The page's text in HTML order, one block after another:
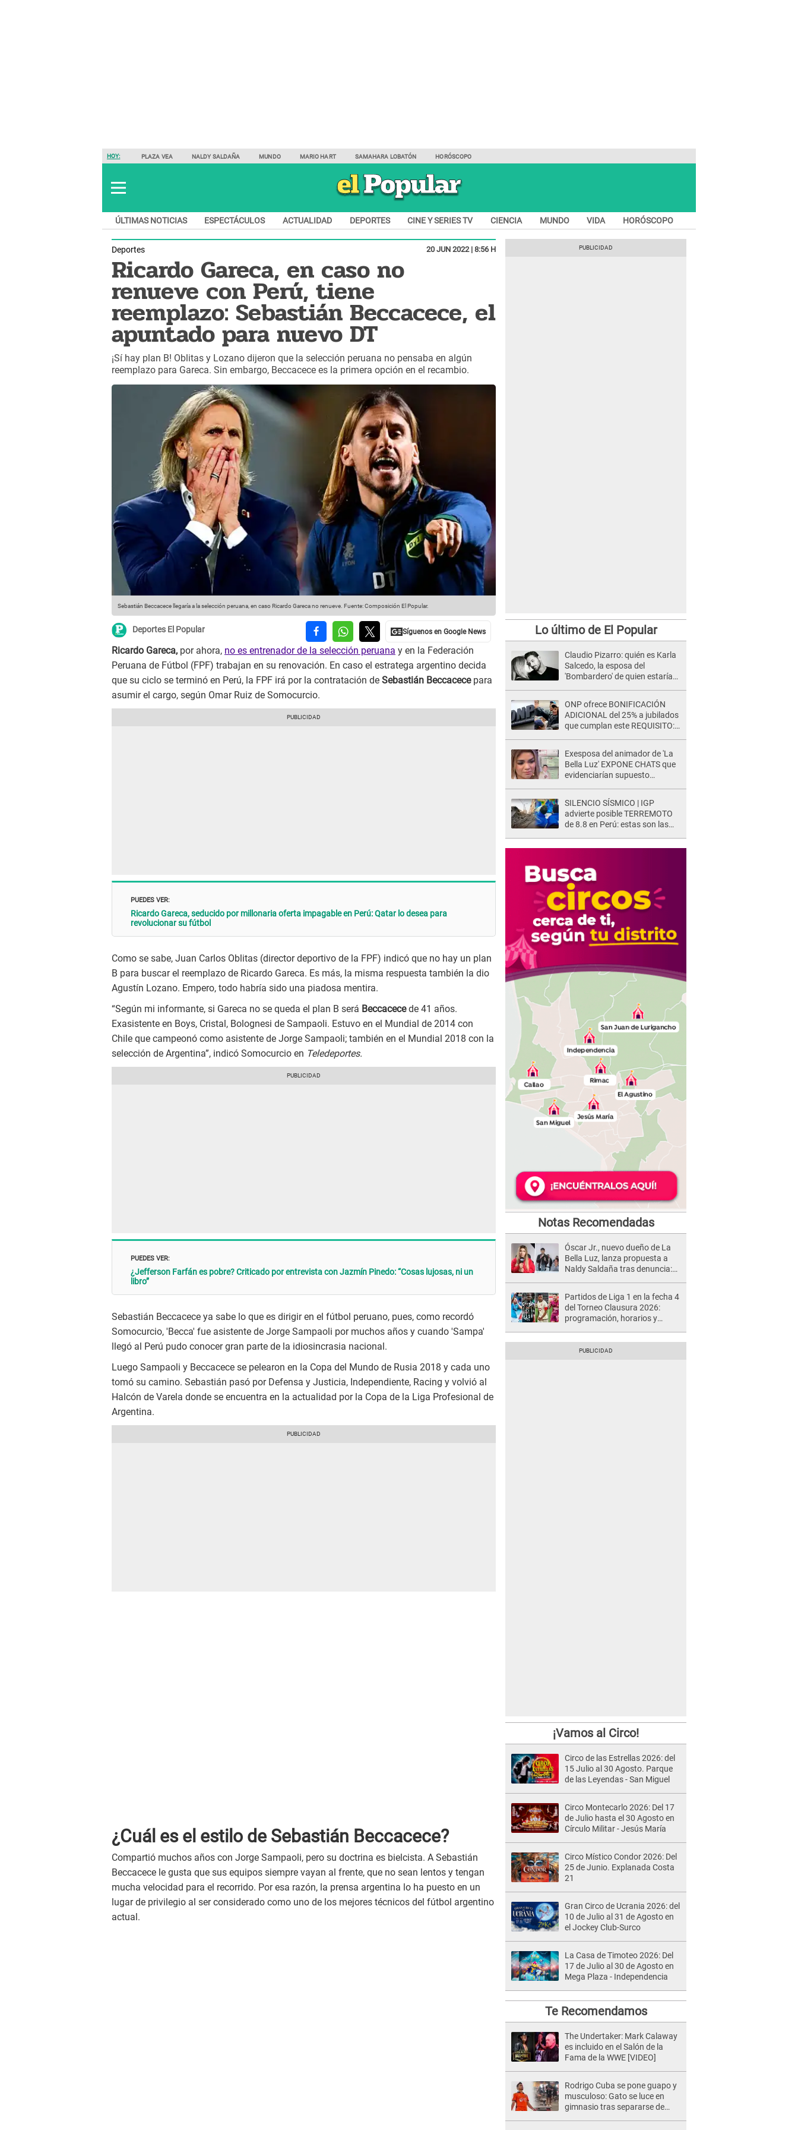
HOY: PLAZA VEA NALDY SALDAÑA MUNDO MARIO HART SAMAHARA LOBATÓN HORÓSCOPO
ÚLTIMAS NOTICIAS ESPECTÁCULOS ACTUALIDAD DEPORTES CINE Y SERIES TV CIENCIA MUNDO VIDA HORÓSCOPO
Deportes 20 JUN 2022 | 8:56 H
Ricardo Gareca, en caso no
renueve con Perú, tiene
reemplazo: Sebastián Beccacece, el
apuntado para nuevo DT
¡Sí hay plan B! Oblitas y Lozano dijeron que la selección peruana no pensaba en algún
reemplazo para Gareca. Sin embargo, Beccacece es la primera opción en el recambio.
Sebastián Beccacece llegaría a la selección peruana, en caso Ricardo Gareca no renueve. Fuente: Composición El Popular.
Deportes El Popular
Ricardo Gareca, por ahora, no es entrenador de la selección peruana y en la Federación
Peruana de Fútbol (FPF) trabajan en su renovación. En caso el estratega argentino decida
que su ciclo se terminó en Perú, la FPF irá por la contratación de Sebastián Beccacecepara
asumir el cargo, según Omar Ruiz de Somocurcio.
PUEDES VER:
Ricardo Gareca, seducido por millonaria oferta impagable en Perú: Qatar lo desea para
revolucionar su fútbol
Como se sabe, Juan Carlos Oblitas (director deportivo de la FPF) indicó que no hay un plan
B para buscar el reemplazo de Ricardo Gareca. Es más, la misma respuesta también la dio
Agustín Lozano. Empero, todo habría sido una piadosa mentira.
“Según mi informante, si Gareca no se queda el plan B será Beccacecede 41 años.
Exasistente en Boys, Cristal, Bolognesi de Sampaoli. Estuvo en el Mundial de 2014 con
Chile que campeonó como asistente de Jorge Sampaoli; también en el Mundial 2018 con la
selección de Argentina”, indicó Somocurcio en Teledeportes.
PUEDES VER:
¿Jefferson Farfán es pobre? Criticado por entrevista con Jazmín Pinedo: “Cosas lujosas, ni un
libro”
Sebastián Beccacece ya sabe lo que es dirigir en el fútbol peruano, pues, como recordó
Somocurcio, 'Becca' fue asistente de Jorge Sampaoli por muchos años y cuando 'Sampa'
llegó al Perú pudo conocer gran parte de la idiosincrasia nacional.
Luego Sampaoli y Beccacece se pelearon en la Copa del Mundo de Rusia 2018 y cada uno
tomó su camino. Sebastián pasó por Defensa y Justicia, Independiente, Racing y volvió al
Halcón de Varela donde se encuentra en la actualidad por la Copa de la Liga Profesional de
Argentina.
¿Cuál es el estilo de Sebastián Beccacece?
Compartió muchos años con Jorge Sampaoli, pero su doctrina es bielcista. A Sebastián
Beccacece le gusta que sus equipos siempre vayan al frente, que no sean lentos y tengan
mucha velocidad para el recorrido. Por esa razón, la prensa argentina lo ha puesto en un
lugar de privilegio al ser considerado como uno de los mejores técnicos del fútbol argentino
actual.
Lo último de El Popular
Claudio Pizarro: quién es Karla
Salcedo, la esposa del
'Bombardero' de quien estaría
ONP ofrece BONIFICACIÓN
ADICIONAL del 25% a jubilados
que cumplan este REQUISITO:
Exesposa del animador de 'La
Bella Luz' EXPONE CHATS que
evidenciarían supuesto
Saldaña, pese a tener pareja
SILENCIO SÍSMICO | IGP
advierte posible TERREMOTO
de 8.8 en Perú: estas son las
Notas Recomendadas
Óscar Jr., nuevo dueño de La
Bella Luz, lanza propuesta a
Naldy Saldaña tras denuncia:
Partidos de Liga 1 en la fecha 4
del Torneo Clausura 2026:
programación, horarios y
¡Vamos al Circo!
Circo de las Estrellas 2026: del
15 Julio al 30 Agosto. Parque
de las Leyendas - San Miguel
Circo Montecarlo 2026: Del 17
de Julio hasta el 30 Agosto en
Círculo Militar - Jesús María
Circo Místico Condor 2026: Del
25 de Junio. Explanada Costa
21
Gran Circo de Ucrania 2026: del
10 de Julio al 31 de Agosto en
el Jockey Club-Surco
La Casa de Timoteo 2026: Del
17 de Julio al 30 de Agosto en
Mega Plaza - Independencia
Te Recomendamos
The Undertaker: Mark Calaway
es incluido en el Salón de la
Fama de la WWE [VIDEO]
Rodrigo Cuba se pone guapo y
musculoso: Gato se luce en
gimnasio tras separarse de